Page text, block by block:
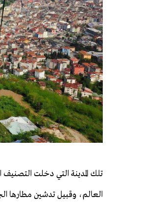
تلك المدينة التي دخلت
العالم، وقبيل تدشين مطارها